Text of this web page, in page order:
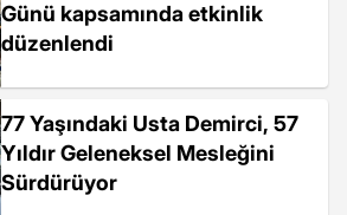
Günü kapsamında etkinlik
düzenlendi
77 Yaşındaki Usta Demirci, 57
Yıldır Geleneksel Mesleğini
Sürdürüyor